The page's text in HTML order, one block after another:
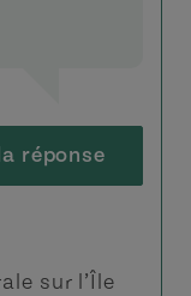
réponse
sur l’Île